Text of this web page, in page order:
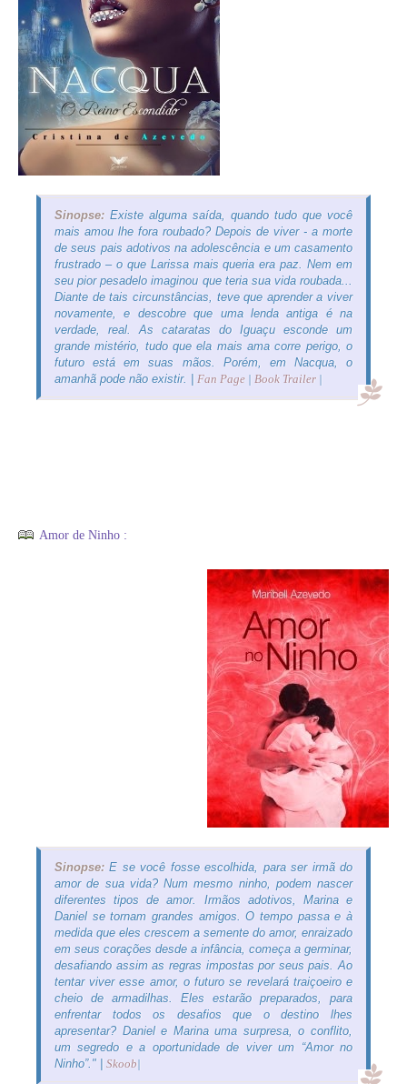
Sinopse: Existe alguma saída, quando tudo que você
mais amou lhe fora roubado? Depois de viver - a morte
de seus pais adotivos na adolescência e um casamento
frustrado – o que Larissa mais queria era paz. Nem em
seu pior pesadelo imaginou que teria sua vida roubada...
Diante de tais circunstâncias, teve que aprender a viver
novamente, e descobre que uma lenda antiga é na
verdade, real. As cataratas do Iguaçu esconde um
grande mistério, tudo que ela mais ama corre perigo, o
futuro está em suas mãos. Porém, em Nacqua, o
amanhã pode não existir. | Fan Page | Book Trailer |
Amor de Ninho :
Sinopse: E se você fosse escolhida, para ser irmã do
amor de sua vida? Num mesmo ninho, podem nascer
diferentes tipos de amor. Irmãos adotivos, Marina e
Daniel se tornam grandes amigos. O tempo passa e à
medida que eles crescem a semente do amor, enraizado
em seus corações desde a infância, começa a germinar,
desafiando assim as regras impostas por seus pais. Ao
tentar viver esse amor, o futuro se revelará traiçoeiro e
cheio de armadilhas. Eles estarão preparados, para
enfrentar todos os desafios que o destino lhes
apresentar? Daniel e Marina uma surpresa, o conflito,
um segredo e a oportunidade de viver um “Amor no
Ninho”." | Skoob|